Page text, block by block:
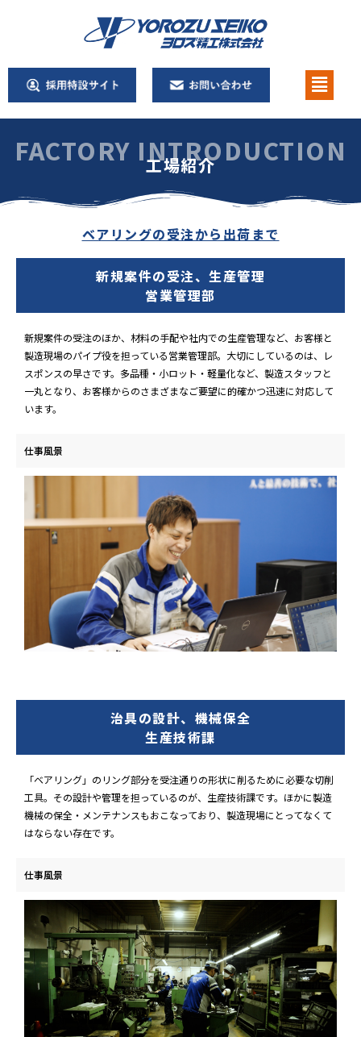
FACTORY INTRODUCTION
工場紹介
ベアリングの受注から出荷まで
新規案件の受注、生産管理
営業管理部
新規案件の受注のほか、材料の手配や社内での生産管理など、お客様と
製造現場のパイプ役を担っている営業管理部。大切にしているのは、レ
スポンスの早さです。多品種・小ロット・軽量化など、製造スタッフと
一丸となり、お客様からのさまざまなご要望に的確かつ迅速に対応して
います。
仕事風景
治具の設計、機械保全
生産技術課
「ベアリング」のリング部分を受注通りの形状に削るために必要な切削
工具。その設計や管理を担っているのが、生産技術課です。ほかに製造
機械の保全・メンテナンスもおこなっており、製造現場にとってなくて
はならない存在です。
仕事風景